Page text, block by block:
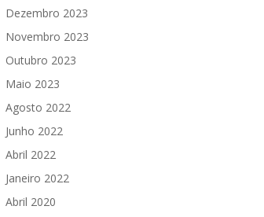
Dezembro 2023
Novembro 2023
Outubro 2023
Maio 2023
Agosto 2022
Junho 2022
Abril 2022
Janeiro 2022
Abril 2020